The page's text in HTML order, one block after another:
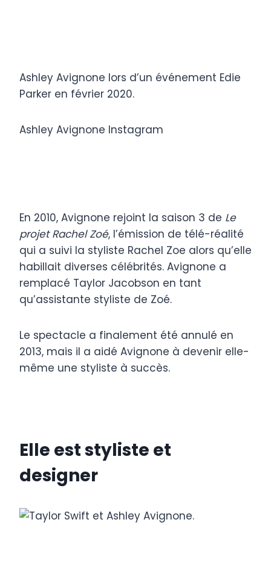
Ashley Avignone lors d’un événement Edie
Parker en février 2020.
Ashley Avignone Instagram
En 2010, Avignone rejoint la saison 3 de Le
projet Rachel Zoé, l’émission de télé-réalité
qui a suivi la styliste Rachel Zoe alors qu’elle
habillait diverses célébrités. Avignone a
remplacé Taylor Jacobson en tant
qu’assistante styliste de Zoé.
Le spectacle a finalement été annulé en
2013, mais il a aidé Avignone à devenir elle-
même une styliste à succès.
Elle est styliste et
designer